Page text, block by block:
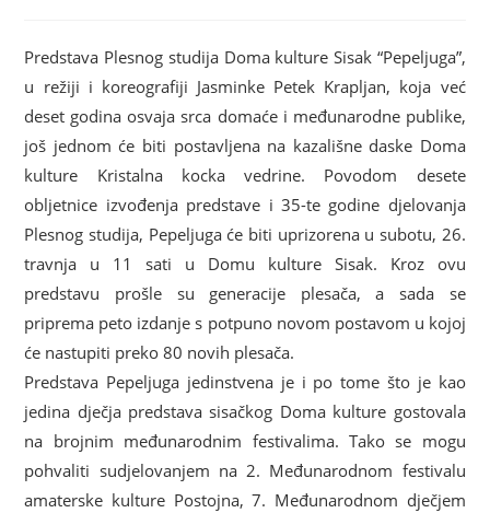
Predstava Plesnog studija Doma kulture Sisak “Pepeljuga”,
u režiji i koreografiji Jasminke Petek Krapljan, koja već
deset godina osvaja srca domaće i međunarodne publike,
još jednom će biti postavljena na kazališne daske Doma
kulture Kristalna kocka vedrine. Povodom desete
obljetnice izvođenja predstave i 35-te godine djelovanja
Plesnog studija, Pepeljuga će biti uprizorena u subotu, 26.
travnja u 11 sati u Domu kulture Sisak. Kroz ovu
predstavu prošle su generacije plesača, a sada se
priprema peto izdanje s potpuno novom postavom u kojoj
će nastupiti preko 80 novih plesača.
Predstava Pepeljuga jedinstvena je i po tome što je kao
jedina dječja predstava sisačkog Doma kulture gostovala
na brojnim međunarodnim festivalima. Tako se mogu
pohvaliti sudjelovanjem na 2. Međunarodnom festivalu
amaterske kulture Postojna, 7. Međunarodnom dječjem